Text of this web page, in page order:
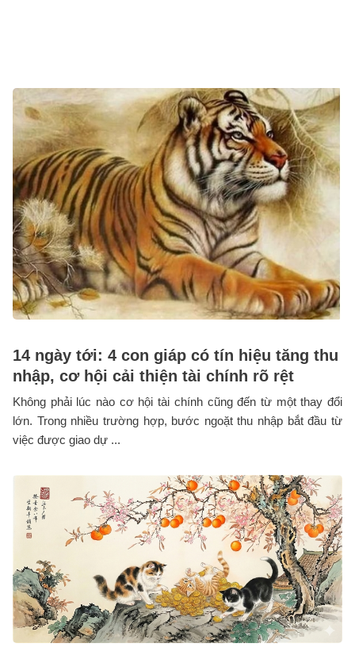
14 ngày tới: 4 con giáp có tín hiệu tăng thu
nhập, cơ hội cải thiện tài chính rõ rệt
Không phải lúc nào cơ hội tài chính cũng đến từ một thay đổi
lớn. Trong nhiều trường hợp, bước ngoặt thu nhập bắt đầu từ
việc được giao dự ...